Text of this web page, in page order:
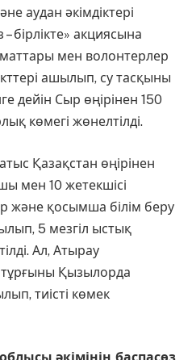
аудан әкімдіктері
бірлікте» акциясына
мен волонтерлер
ашылып, су тасқыны
дейін Сыр өңірінен 150
көмегі жөнелтілді.
Қазақстан өңірінен
мен 10 жетекшісі
және қосымша білім беру
5 мезгіл ыстық
Ал, Атырау
Қызылорда
тиісті көмек